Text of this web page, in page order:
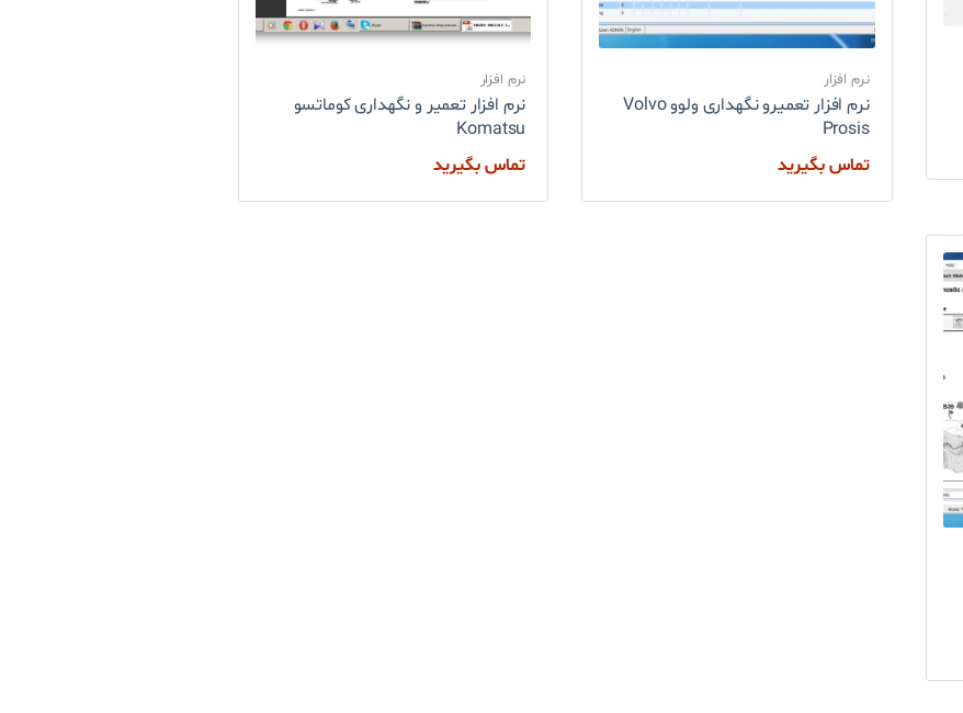
نرم افزار
نرم افزار تعمیرو نگهداری ولوو Volvo
Prosis
تماس بگیرید
نرم افزار
نرم افزار تعمیر و نگهداری کوماتسو
Komatsu
تماس بگیرید